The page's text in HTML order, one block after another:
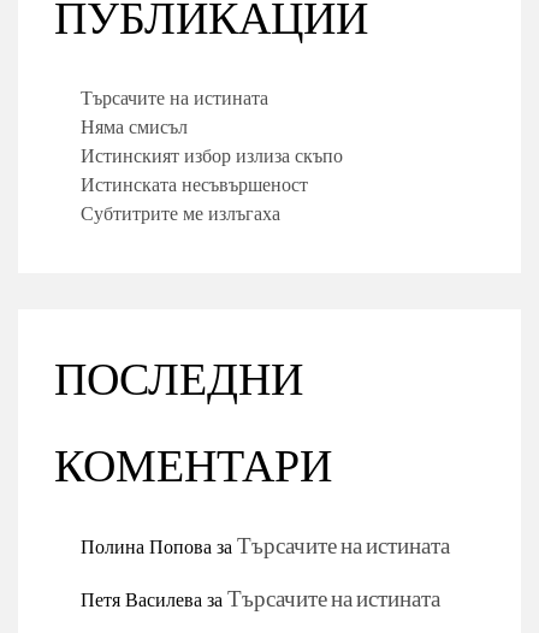
ПУБЛИКАЦИИ
Търсачите на истината
Няма смисъл
Истинският избор излиза скъпо
Истинската несъвършеност
Субтитрите ме излъгаха
ПОСЛЕДНИ
КОМЕНТАРИ
Полина ПоповазаТърсачите на истината
Петя ВасилевазаТърсачите на истината